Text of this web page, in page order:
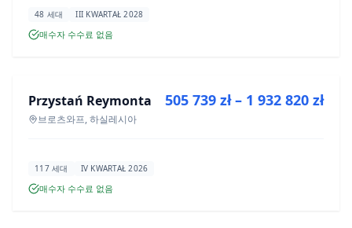
48 세대 III KWARTAŁ 2028
매수자 수수료 없음
신규 분양
Przystań Reymonta
브로츠와프, 하실레시아
505 739 zł – 1 932 820 zł
117 세대 IV KWARTAŁ 2026
매수자 수수료 없음